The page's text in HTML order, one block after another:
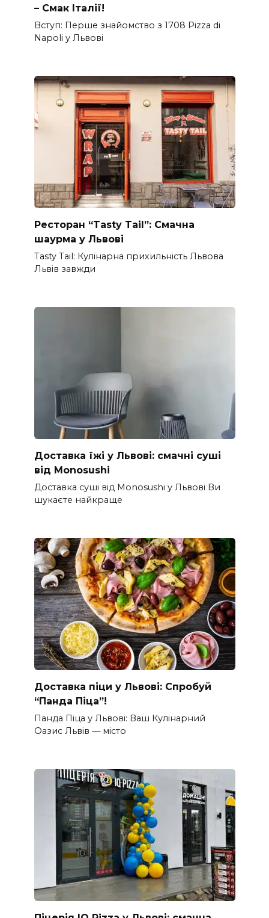
– Смак Італії!
Вступ: Перше знайомство з 1708 Pizza di
Napoli у Львові
Ресторан “Tasty Tail”: Смачна
шаурма у Львові
Tasty Tail: Кулінарна прихильність Львова
Львів завжди
Доставка їжі у Львові: смачні суші
від Monosushi
Доставка суші від Monosushi у Львові Ви
шукаєте найкраще
Доставка піци у Львові: Спробуй
“Панда Піца”!
Панда Піца у Львові: Ваш Кулінарний
Оазис Львів — місто